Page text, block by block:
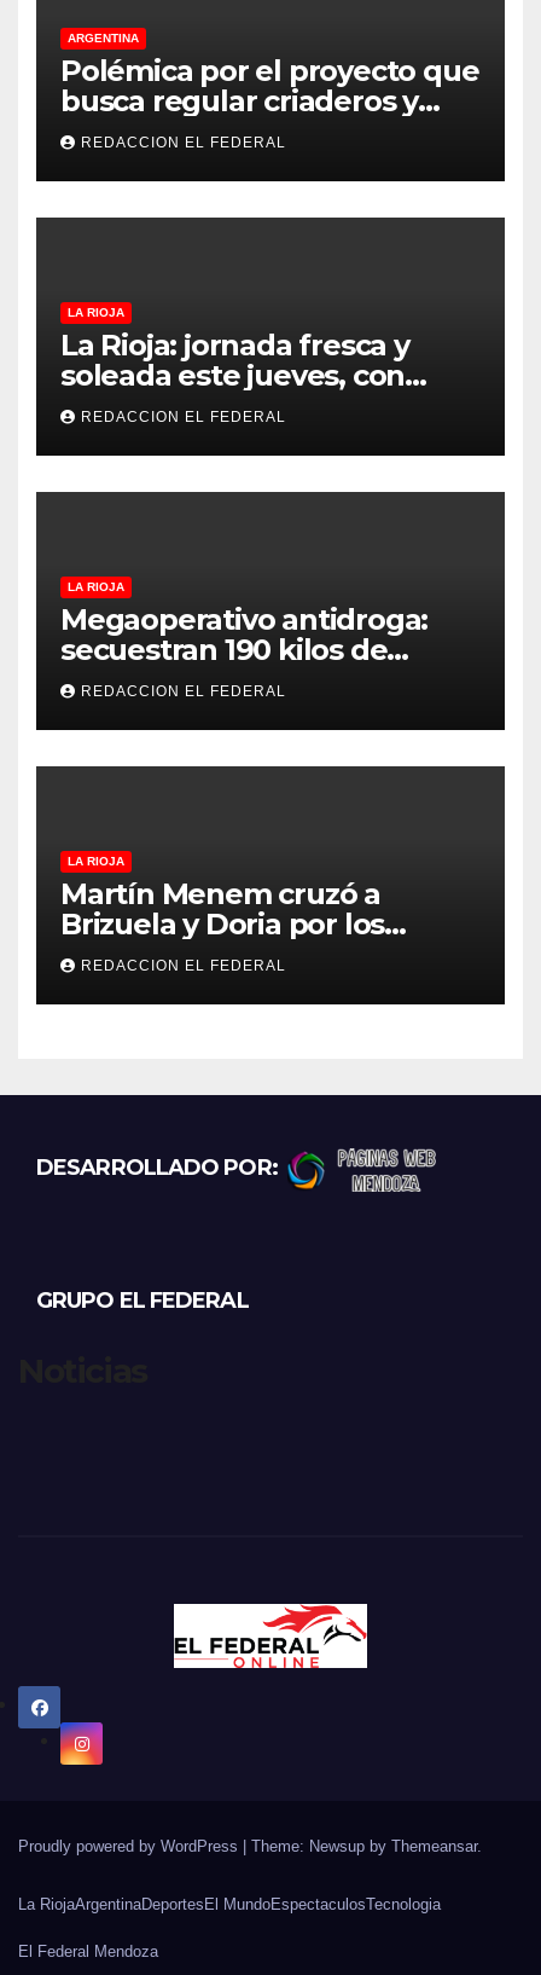
ARGENTINA
Polémica por el proyecto que
busca regular criaderos y
refugios de perros y gatos:
denuncian excesos, mientras
proteccionistas reclaman
controles más duros
REDACCION EL FEDERAL
LA RIOJA
La Rioja: jornada fresca y
soleada este jueves, con
temperaturas estables para
el viernes
REDACCION EL FEDERAL
LA RIOJA
Megaoperativo antidroga:
secuestran 190 kilos de
marihuana que tenían como
destino La Rioja y Catamarca
REDACCION EL FEDERAL
LA RIOJA
Martín Menem cruzó a
Brizuela y Doria por los
incendios en Guanchín:
“Miente descaradamente”
REDACCION EL FEDERAL
DESARROLLADO POR:
GRUPO EL FEDERAL
Proudly powered by WordPress Theme: Newsup by Themeansar.
La RiojaArgentinaDeportes El MundoEspectaculosTecnologia
El Federal Mendoza